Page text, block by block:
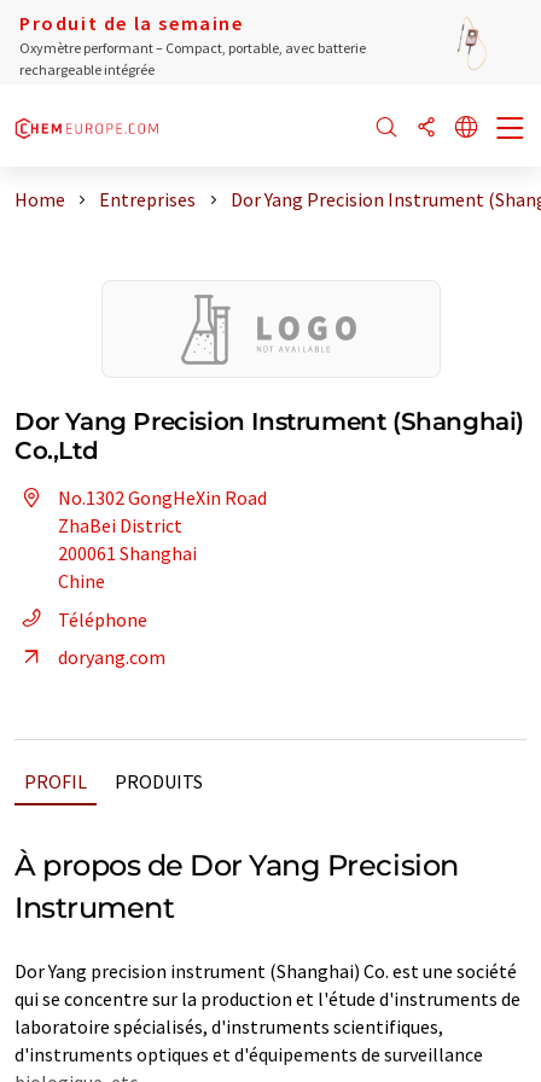
Produit de la semaine
Oxymètre performant – Compact, portable, avec batterie
rechargeable intégrée
Home Entreprises Dor Yang Precision Instrument
Dor Yang Precision Instrument (Shanghai)
Co.,Ltd
No.1302 GongHeXin Road
ZhaBei District
200061 Shanghai
Chine
Téléphone
doryang.com
PROFIL PRODUITS
À propos de Dor Yang Precision
Instrument
Dor Yang precision instrument (Shanghai) Co. est une société
qui se concentre sur la production et l'étude d'instruments de
laboratoire spécialisés, d'instruments scientifiques,
d'instruments optiques et d'équipements de surveillance